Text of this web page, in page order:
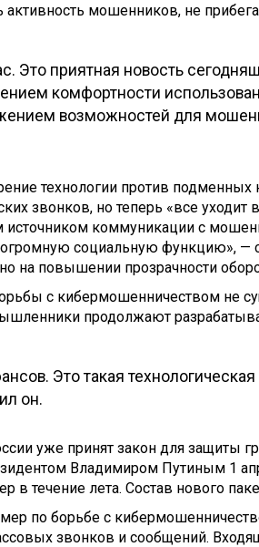
активность мошенников, не
Это приятная новость
комфортности
возможностей для
технологии против
звонков, но теперь «все
коммуникации с
социальную функцию», —
на повышении прозрачности
с кибермошенничеством не
продолжают
Это такая
он.
уже принят закон для защиты
Владимиром Путиным 1
в течение лета. Состав нового
по борьбе с
звонков и сообщений.